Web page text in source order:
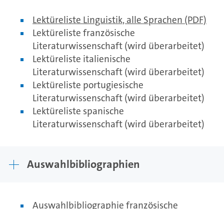
Lektüreliste Linguistik, alle Sprachen (PDF)
Lektüreliste französische
Literaturwissenschaft (wird überarbeitet)
Lektüreliste italienische
Literaturwissenschaft (wird überarbeitet)
Lektüreliste portugiesische
Literaturwissenschaft (wird überarbeitet)
Lektüreliste spanische
Literaturwissenschaft (wird überarbeitet)
Auswahlbibliographien
Auswahlbibliographie französische